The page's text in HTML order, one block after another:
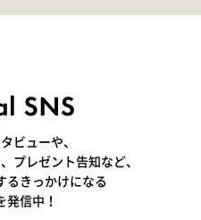
ビューや、
プレゼント告知など、
るきっかけになる
発信中！